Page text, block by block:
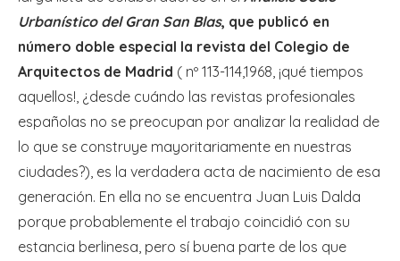
Urbanístico del Gran San Blas, que publicó en
número doble especial la revista del Colegio de
Arquitectos de Madrid ( nº 113-114,1968, ¡qué tiempos
aquellos!, ¿desde cuándo las revistas profesionales
españolas no se preocupan por analizar la realidad de
lo que se construye mayoritariamente en nuestras
ciudades?), es la verdadera acta de nacimiento de esa
generación. En ella no se encuentra Juan Luis Dalda
porque probablemente el trabajo coincidió con su
estancia berlinesa, pero sí buena parte de los que